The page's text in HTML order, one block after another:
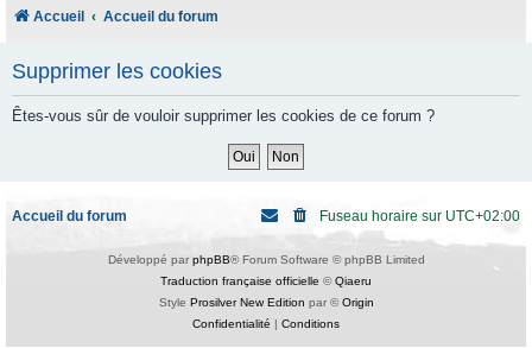
Accueil Accueil du forum
Supprimer les cookies
Êtes-vous sûr de vouloir supprimer les cookies de ce forum ?
Accueil du forum Fuseau horaire sur UTC+02:00
Développé par phpBB® Forum Software © phpBB Limited
Traduction française officielle ©Qiaeru
Style Prosilver New Edition par ©Origin
Confidentialité | Conditions